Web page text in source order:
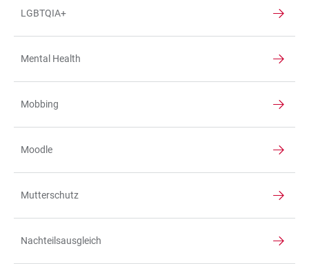
LGBTQIA+
Mental Health
Mobbing
Moodle
Mutterschutz
Nachteilsausgleich